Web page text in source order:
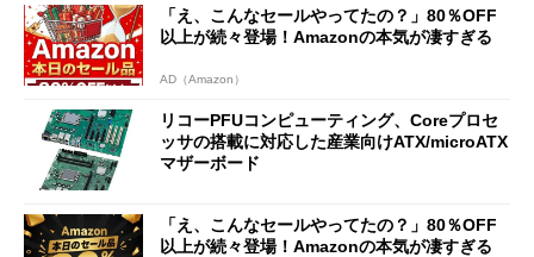
ut」が明...
「え、こんなセールやってたの？」80％OFF
以上が続々登場！Amazonの本気が凄すぎる
AD（Amazon）
リコーPFUコンピューティング、Coreプロセ
ッサの搭載に対応した産業向けATX/microATX
マザーボード
「え、こんなセールやってたの？」80％OFF
以上が続々登場！Amazonの本気が凄すぎる